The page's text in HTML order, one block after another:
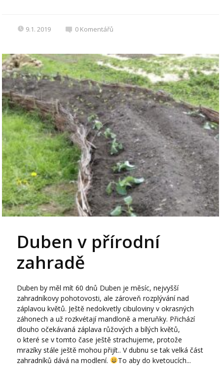
9.1. 2019 0 Komentářů
Duben v přírodní
zahradě
Duben by měl mít 60 dnů Duben je měsíc, nejvyšší
zahradníkovy pohotovosti, ale zároveň rozplývání nad
záplavou květů. Ještě nedokvetly cibuloviny v okrasných
záhonech a už rozkvétají mandloně a meruňky. Přichází
dlouho očekávaná záplava růžových a bílých květů,
o které se v tomto čase ještě strachujeme, protože
mrazíky stále ještě mohou přijít.. V dubnu se tak velká část
zahradníků dává na modlení.
To aby do kvetoucích...